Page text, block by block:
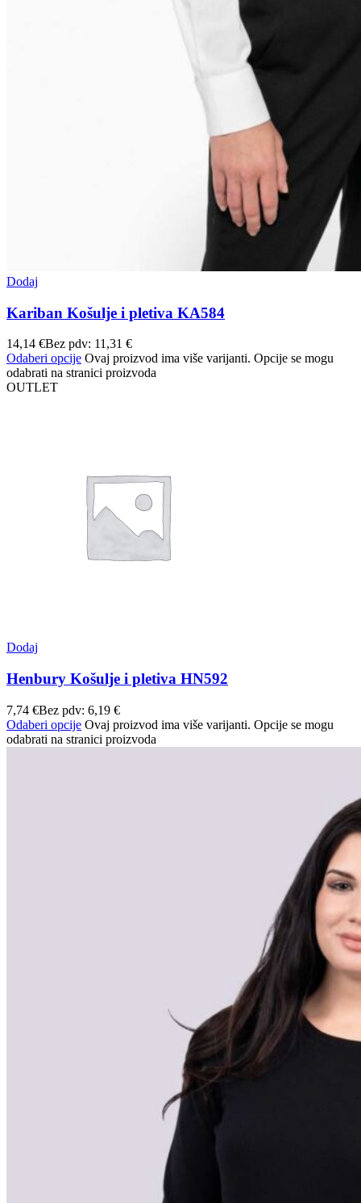
Dodaj
Kariban Košulje i pletiva KA584
14,14 €Bez pdv: 11,31 €
Odaberi opcije Ovaj proizvod ima više varijanti. Opcije se mogu
odabrati na stranici proizvoda
OUTLET
Dodaj
Henbury Košulje i pletiva HN592
7,74 €Bez pdv: 6,19 €
Odaberi opcije Ovaj proizvod ima više varijanti. Opcije se mogu
odabrati na stranici proizvoda